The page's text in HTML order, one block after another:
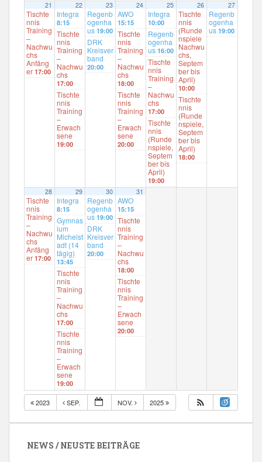
21
Tischte
nnis
Training
–
Nachwu
chs
Anfäng
er 17:00
22
Integra
8:15
Tischte
nnis
Training
–
Nachwu
chs
17:00
Tischte
nnis
Training
–
Erwach
sene
19:00
23
Regenb
ogenha
us 19:00
DRK
Kreisver
band
20:00
24
AWO
15:15
Tischte
nnis
Training
–
Nachwu
chs
18:00
Tischte
nnis
Training
–
Erwach
sene
20:00
25
Integra
10:00
Regenb
ogenha
us 16:00
Tischte
nnis
Training
–
Nachwu
chs
17:00
Tischte
nnis
(Runde
nspiele,
Septem
ber bis
April)
19:00
26
Tischte
nnis
(Runde
nspiele
Nachwu
chs,
Septem
ber bis
April)
10:00
Tischte
nnis
(Runde
nspiele,
Septem
ber bis
April)
18:00
27
Regenb
ogenha
us 19:00
28
Tischte
nnis
Training
–
Nachwu
chs
Anfäng
er 17:00
29
Integra
8:15
Gymnas
ium
Michelst
adt (14
tägig)
13:45
Tischte
nnis
Training
–
Nachwu
chs
17:00
Tischte
nnis
Training
–
Erwach
sene
19:00
30
Regenb
ogenha
us 19:00
DRK
Kreisver
band
20:00
31
AWO
15:15
Tischte
nnis
Training
–
Nachwu
chs
18:00
Tischte
nnis
Training
–
Erwach
sene
20:00
2023 SEP. NOV. 2025
NEWS / NEUSTE BEITRÄGE